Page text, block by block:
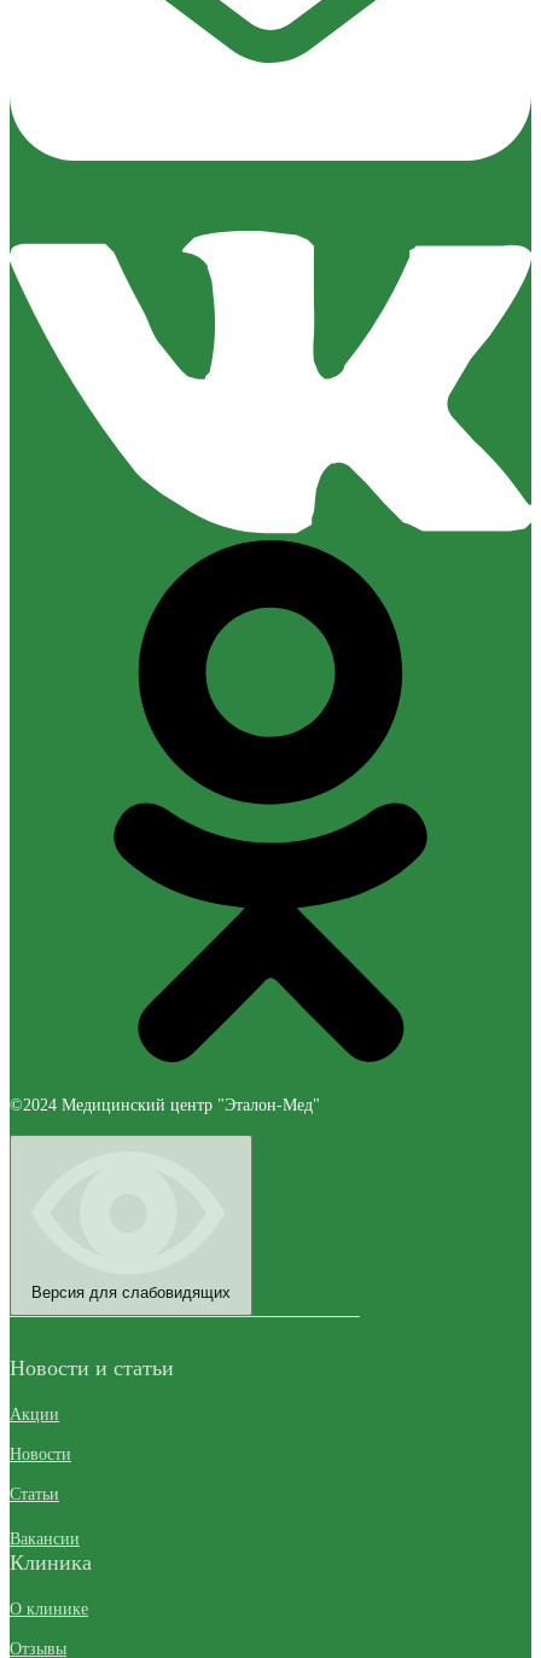
©2024 Медицинский центр "Эталон-Мед"
Версия для слабовидящих
Новости и статьи
Акции
Новости
Статьи
Вакансии
Клиника
О клинике
Отзывы